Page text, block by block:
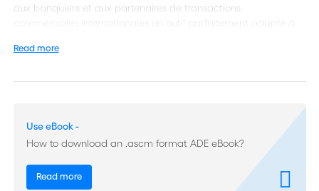
aux banquiers et aux partenaires de transactions
commerciales internationales un outil parfaitement adapté à
CCI relatives aux encaissements élaboré par le groupe de
complète très utilement cette publication.
Read more
Use eBook -
How to download an .ascm format ADE eBook?
Read more